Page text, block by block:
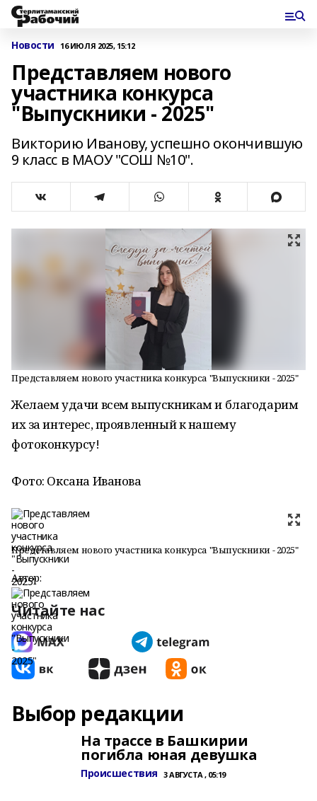
Новости 16 ИЮЛЯ 2025, 15:12
Представляем нового
участника конкурса
"Выпускники - 2025"
Викторию Иванову, успешно окончившую
9 класс в МАОУ "СОШ №10".
Представляем нового участника конкурса "Выпускники - 2025"
Желаем удачи всем выпускникам и благодарим
их за интерес, проявленный к нашему
фотоконкурсу!
Фото: Оксана Иванова
Представляем нового участника конкурса "Выпускники - 2025"
Автор:
Читайте нас
Выбор редакции
На трассе в Башкирии
погибла юная девушка
Происшествия 3 АВГУСТА , 05:19